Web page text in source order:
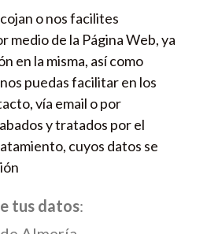
o nos facilites
medio de la Página Web, ya
en la misma, así como
puedas facilitar en los
vía email o por
y tratados por el
cuyos datos se
tus datos: